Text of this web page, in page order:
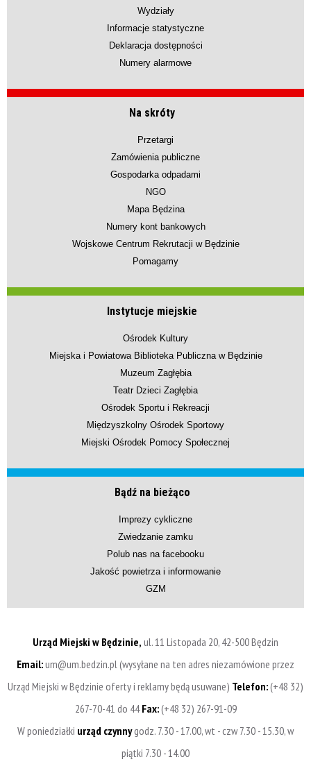
Wydziały
Informacje statystyczne
Deklaracja dostępności
Numery alarmowe
Na skróty
Przetargi
Zamówienia publiczne
Gospodarka odpadami
NGO
Mapa Będzina
Numery kont bankowych
Wojskowe Centrum Rekrutacji w Będzinie
Pomagamy
Instytucje miejskie
Ośrodek Kultury
Miejska i Powiatowa Biblioteka Publiczna w Będzinie
Muzeum Zagłębia
Teatr Dzieci Zagłębia
Ośrodek Sportu i Rekreacji
Międzyszkolny Ośrodek Sportowy
Miejski Ośrodek Pomocy Społecznej
Bądź na bieżąco
Imprezy cykliczne
Zwiedzanie zamku
Polub nas na facebooku
Jakość powietrza i informowanie
GZM
Urząd Miejski w Będzinie, ul. 11 Listopada 20, 42-500 Będzin
Email:um@um.bedzin.pl (wysyłane na ten adres niezamówione przez
Urząd Miejski w Będzinie oferty i reklamy będą usuwane) Telefon:(+48 32)
267-70-41 do 44Fax:(+48 32) 267-91-09
W poniedziałki urząd czynnygodz. 7.30 - 17.00, wt - czw 7.30 - 15.30, w
piątki 7.30 - 14.00